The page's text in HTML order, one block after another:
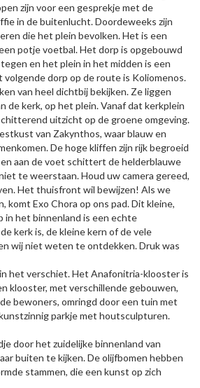
zijn voor een gesprekje met de
in de buitenlucht. Doordeweeks zijn
die het plein bevolken. Het is een
potje voetbal. Het dorp is opgebouwd
en het plein in het midden is een
volgende dorp op de route is Koliomenos.
van heel dichtbij bekijken. Ze liggen
de kerk, op het plein. Vanaf dat kerkplein
uitzicht op de groene omgeving.
van Zakynthos, waar blauw en
De hoge kliffen zijn rijk begroeid
aan de voet schittert de helderblauwe
te weerstaan. Houd uw camera gereed,
Het thuisfront wil bewijzen! Als we
komt Exo Chora op ons pad. Dit kleine,
in het binnenland is een echte
kerk is, de kleine kern of de vele
wij niet weten te ontdekken. Druk was
het verschiet. Het Anafonitria-klooster is
klooster, met verschillende gebouwen,
bewoners, omringd door een tuin met
parkje met houtsculpturen.
door het zuidelijke binnenland van
buiten te kijken. De olijfbomen hebben
stammen, die een kunst op zich